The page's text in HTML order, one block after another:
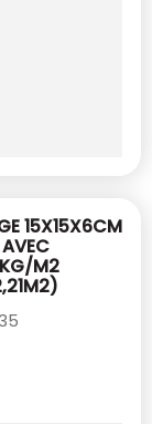
15X15X6CM
AVEC
M2